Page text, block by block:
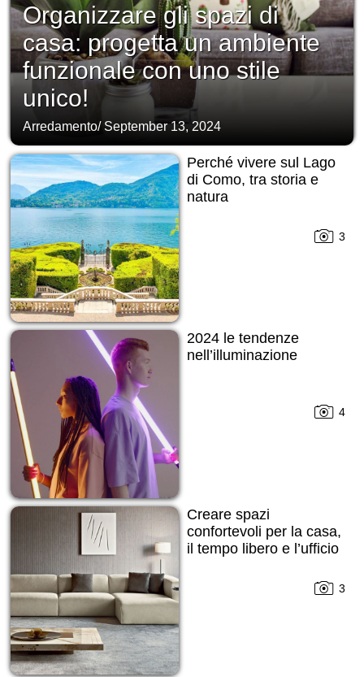
Organizzare gli spazi di
casa: progetta un ambiente
funzionale con uno stile
unico!
Arredamento/ September 13, 2024
Perché vivere sul Lago
di Como, tra storia e
natura
3
2024 le tendenze
nell’illuminazione
4
Creare spazi
confortevoli per la casa,
il tempo libero e l’ufficio
3